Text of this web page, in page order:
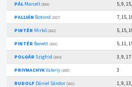
PÁLMarcell (2016)
5, 9,
PALLIÁN Botond (2017)
7, 15,
PINTÉR Mirkó (2012)
5, 15,
PINTÉR Benett (2016)
5, 11,
POLGÁR Szigfrid (2014)
3, 9, 17
PRIYMACHYKValeriy (2005)
3
RUDOLFDániel Sándor (2011)
1, 9,